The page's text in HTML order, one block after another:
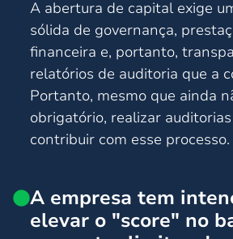
A abertura de capital exige
sólida de governança,
financeira e, portanto,
relatórios de auditoria que a
Portanto, mesmo que ainda
obrigatório, realizar
contribuir com esse processo.
A empresa tem
elevar o "score" no